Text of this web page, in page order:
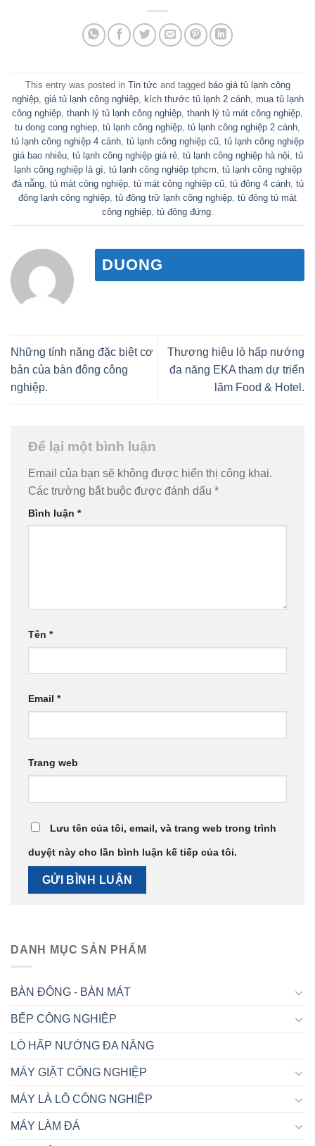
This entry was posted in Tin tức and tagged báo giá tủ lạnh công
nghiệp, giá tủ lạnh công nghiệp, kích thước tủ lạnh 2 cánh, mua tủ lạnh
công nghiệp thanh lý tủ lạnh công nghiệp thanh lý tủ mát công nghiệp
tu dong cong nghiep tủ lạnh công nghiệp tủ lạnh công nghiệp 2 cánh
tủ lạnh công nghiệp 4 cánh tủ lạnh công nghiệp cũ tủ lạnh công nghiệp
giá bao nhiêu, tủ lạnh công nghiệp giá rẻ, tủ lạnh công nghiệp hà nội tủ
lạnh công nghiệp là gì tủ lạnh công nghiệp tphcm tủ lạnh công nghiệp
đà nẵng, tủ mát công nghiệp, tủ mát công nghiệp cũ, tủ đông 4 cánh, tủ
đông lạnh công nghiệp tủ đông trữ lạnh công nghiệp tủ đông tủ mát
công nghiệp, tủ đông đứng.
DUONG
Những tính năng đặc biệt cơ
bản của bàn đông công
nghiệp.
Thương hiệu lò hấp nướng
đa năng EKA tham dự triển
lãm Food & Hotel.
Để lại một bình luận
Email của bạn sẽ không được hiển thị công khai.
Các trường bắt buộc được đánh dấu *
Bình luận *
Tên *
Email *
Trang web
Lưu tên của tôi, email, và trang web trong trình
duyệt này cho lần bình luận kế tiếp của tôi.
DANH MỤC SẢN PHẨM
BÀN ĐÔNG - BÀN MÁT
BẾP CÔNG NGHIỆP
LÒ HẤP NƯỚNG ĐA NĂNG
MÁY GIẶT CÔNG NGHIỆP
MÁY LÀ LÔ CÔNG NGHIỆP
MÁY LÀM ĐÁ